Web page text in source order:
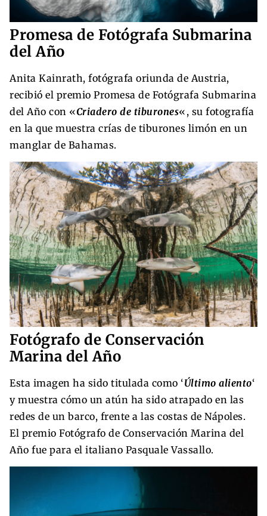
Promesa de Fotógrafa Submarina
del Año
Anita Kainrath, fotógrafa oriunda de Austria,
recibió el premio Promesa de Fotógrafa Submarina
del Año con «Criadero de tiburones«, su fotografía
en la que muestra crías de tiburones limón en un
manglar de Bahamas.
Fotógrafo de Conservación
Marina del Año
Esta imagen ha sido titulada como ‘Último aliento‘
y muestra cómo un atún ha sido atrapado en las
redes de un barco, frente a las costas de Nápoles.
El premio Fotógrafo de Conservación Marina del
Año fue para el italiano Pasquale Vassallo.